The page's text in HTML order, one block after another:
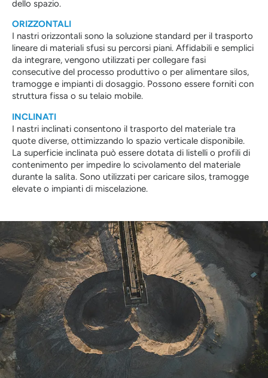
dello spazio.
ORIZZONTALI
I nastri orizzontali sono la soluzione standard per il trasporto
lineare di materiali sfusi su percorsi piani. Affidabili e semplici
da integrare, vengono utilizzati per collegare fasi
consecutive del processo produttivo o per alimentare silos,
tramogge e impianti di dosaggio. Possono essere forniti con
struttura fissa o su telaio mobile.
INCLINATI
I nastri inclinati consentono il trasporto del materiale tra
quote diverse, ottimizzando lo spazio verticale disponibile.
La superficie inclinata può essere dotata di listelli o profili di
contenimento per impedire lo scivolamento del materiale
durante la salita. Sono utilizzati per caricare silos, tramogge
elevate o impianti di miscelazione.